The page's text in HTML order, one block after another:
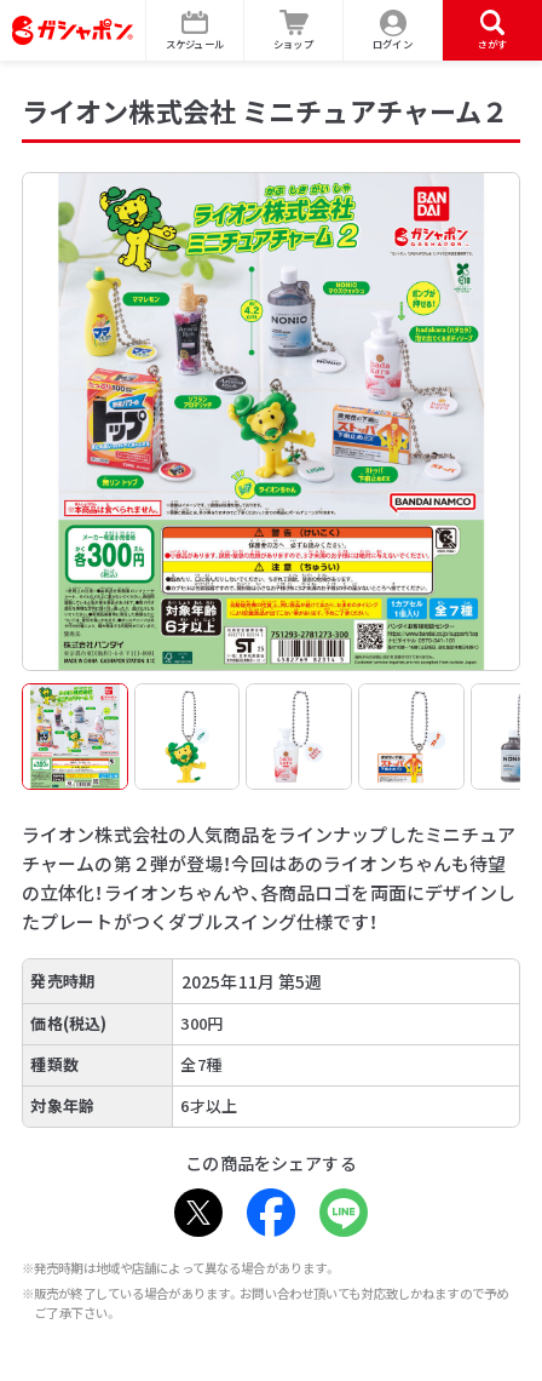
スケジュール ショップ ログイン さがす
ライオン株式会社 ミニチュアチャーム２
ライオン株式会社の人気商品をラインナップしたミニチュア
チャームの第２弾が登場！今回はあのライオンちゃんも待望
の立体化！ライオンちゃんや、各商品ロゴを両面にデザインし
たプレートがつくダブルスイング仕様です！
発売時期 2025年11月 第5週
価格(税込)
300円
種類数
全7種
対象年齢
6才以上
この商品をシェアする
※発売時期は地域や店舗によって異なる場合があります。
※販売が終了している場合があります。お問い合わせ頂いても対応致しかねますので予め
ご了承下さい。